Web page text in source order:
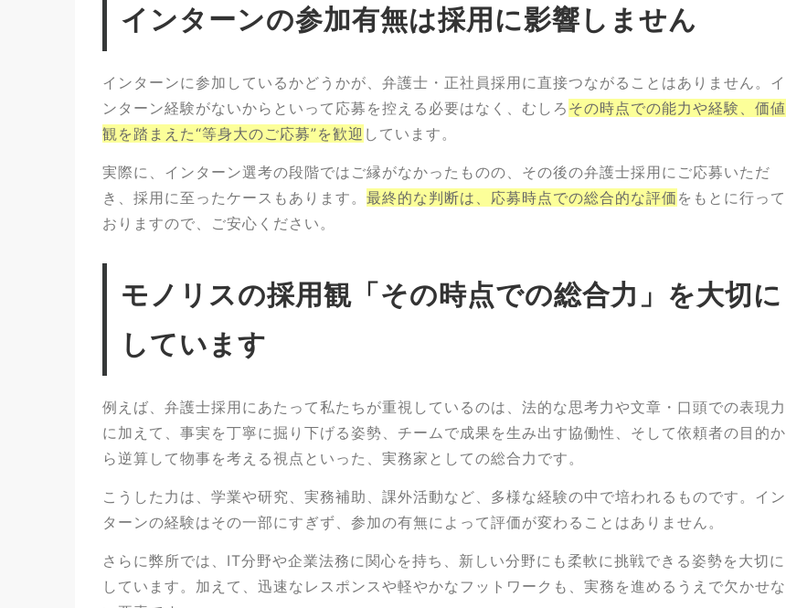
インターンの参加有無は採用に影響しません
インターンに参加しているかどうかが、弁護士・正社員採用に直接つながることはありません。イ
ンターン経験がないからといって応募を控える必要はなく、むしろ その時点での能力や経験、価値
観を踏まえた“等身大のご応募”を歓迎 しています。
実際に、インターン選考の段階ではご縁がなかったものの、その後の弁護士採用にご応募いただ
き、採用に至ったケースもあります。 最終的な判断は、応募時点での総合的な評価 をもとに行って
おりますので、ご安心ください。
モノリスの採用観「その時点での総合力」を大切に
しています
例えば、弁護士採用にあたって私たちが重視しているのは、法的な思考力や文章・口頭での表現力
に加えて、事実を丁寧に掘り下げる姿勢、チームで成果を生み出す協働性、そして依頼者の目的か
ら逆算して物事を考える視点といった、実務家としての総合力です。
こうした力は、学業や研究、実務補助、課外活動など、多様な経験の中で培われるものです。イン
ターンの経験はその一部にすぎず、参加の有無によって評価が変わることはありません。
さらに弊所では、IT分野や企業法務に関心を持ち、新しい分野にも柔軟に挑戦できる姿勢を大切に
しています。加えて、迅速なレスポンスや軽やかなフットワークも、実務を進めるうえで欠かせな